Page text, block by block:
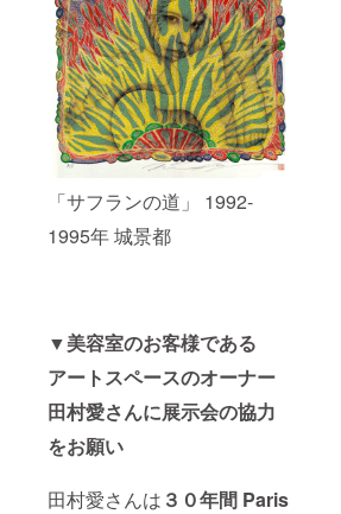
「サフランの道」 1992-
1995年 城景都
▼美容室のお客様である
アートスペースのオーナー
田村愛さんに展示会の協力
をお願い
田村愛さんは ３０年間 Paris